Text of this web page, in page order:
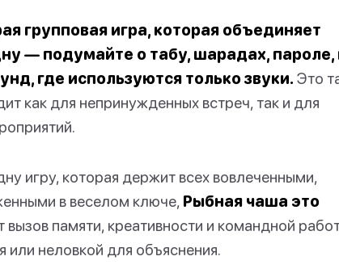
групповая игра, которая объединяет
— подумайте о табу, шарадах,
где используются только звуки. Это
как для непринужденных встреч, так и для
игру, которая держит всех вовлеченными,
в веселом ключе, Рыбная чаша это
вызов памяти, креативности и командной
неловкой для объяснения.